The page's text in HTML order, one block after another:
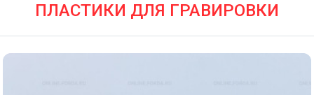
ПЛАСТИКИ ДЛЯ ГРАВИРОВКИ